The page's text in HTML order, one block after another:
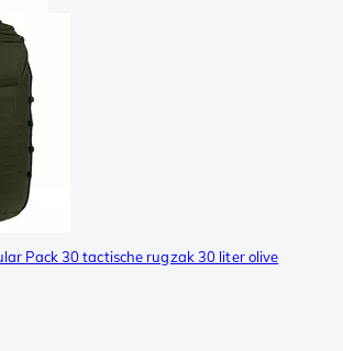
Pack 30 tactische rugzak 30 liter olive